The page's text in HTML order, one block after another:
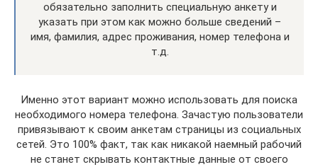
обязательно заполнить специальную анкету и
указать при этом как можно больше сведений –
имя, фамилия, адрес проживания, номер телефона и
т.д.
Именно этот вариант можно использовать для поиска
необходимого номера телефона. Зачастую пользователи
привязывают к своим анкетам страницы из социальных
сетей. Это 100% факт, так как никакой наемный рабочий
не станет скрывать контактные данные от своего